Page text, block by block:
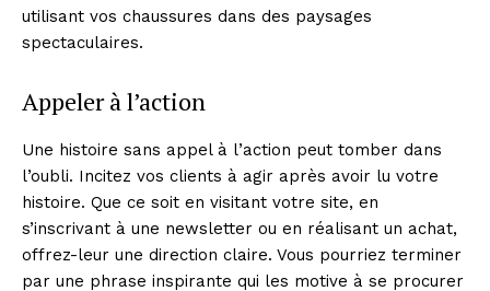
utilisant vos chaussures dans des paysages
spectaculaires.
Appeler à l’action
Une histoire sans appel à l’action peut tomber dans
l’oubli. Incitez vos clients à agir après avoir lu votre
histoire. Que ce soit en visitant votre site, en
s’inscrivant à une newsletter ou en réalisant un achat,
offrez-leur une direction claire. Vous pourriez terminer
par une phrase inspirante qui les motive à se procurer